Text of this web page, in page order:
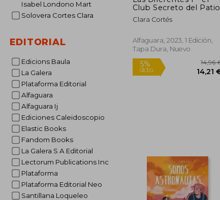
Isabel Londono Mart
Solovera Cortes Clara
EDITORIAL
Edicions Baula
La Galera
Plataforma Editorial
Alfaguara
Alfaguara Ij
Ediciones Caleidoscopio
Elastic Books
Fandom Books
La Galera S A Editorial
Lectorum Publications Inc
Plataforma
Plataforma Editorial Neo
Santillana Loqueleo
Club Secreto del Patio
Clara Cortés
Alfaguara, 2023, 1 Edición,
Tapa Dura, Nuevo
Rápido